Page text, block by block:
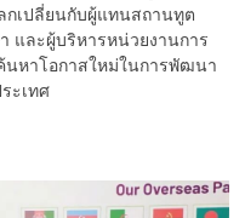
กเปลี่ยนกับผู้แทนสถานทูต
และผู้บริหารหน่วยงานการ
นหาโอกาสใหม่ในการพัฒนา
ะเทศ